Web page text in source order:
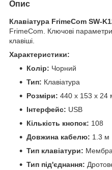
Опис
Клавіатура FrimeCom SW-
FrimeCom. Ключові
клавіші.
Характеристики:
Колір: Чорний
Тип: Клавіатура
Розміри: 440 x 153 x 24
Інтерфейс: USB
Кількість кнопок: 108
Довжина кабелю: 1.3 м
Тип клавіатури:
Тип під'єднання: